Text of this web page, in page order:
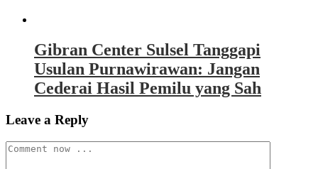
Gibran Center Sulsel Tanggapi
Usulan Purnawirawan: Jangan
Cederai Hasil Pemilu yang Sah
Leave a Reply